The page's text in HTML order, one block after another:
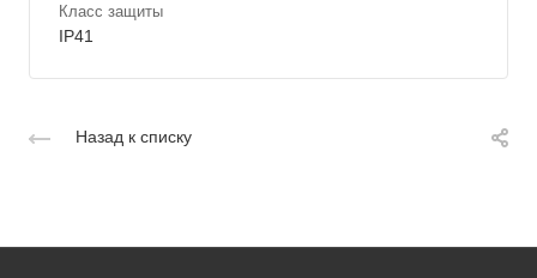
Класс защиты
IP41
Назад к списку